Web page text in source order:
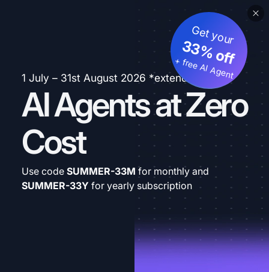
1 July – 31st August 2026 *extended
AI Agents at Zero
Cost
Get your
33% off
+ free AI Agent
Use code SUMMER-33M for monthly and
SUMMER-33Y for yearly subscription